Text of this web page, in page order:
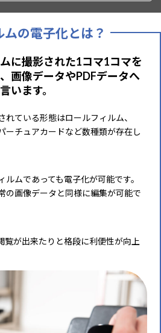
の電子化とは？
に撮影された1コマ1コマを
画像データやPDFデータへ
います。
れている形態はロールフィルム、
ーチュアカードなど数種類が存在し
ムであっても電子化が可能です。
の画像データと同様に編集が可能で
覧が出来たりと格段に利便性が向上